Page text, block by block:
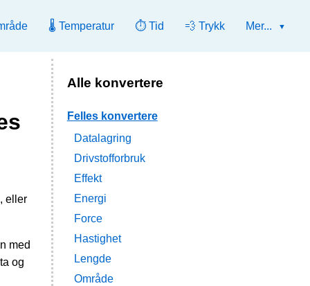
🌡️ Temperatur ⏱️ Tid 💨 Trykk Mer...
eller
med
og
Alle konvertere
Felles konvertere
Datalagring
Drivstofforbruk
Effekt
Energi
Force
Hastighet
Lengde
Område